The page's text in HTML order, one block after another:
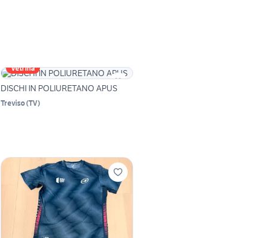
Vetrina
DISCHI IN POLIURETANO APUS
Treviso(TV)